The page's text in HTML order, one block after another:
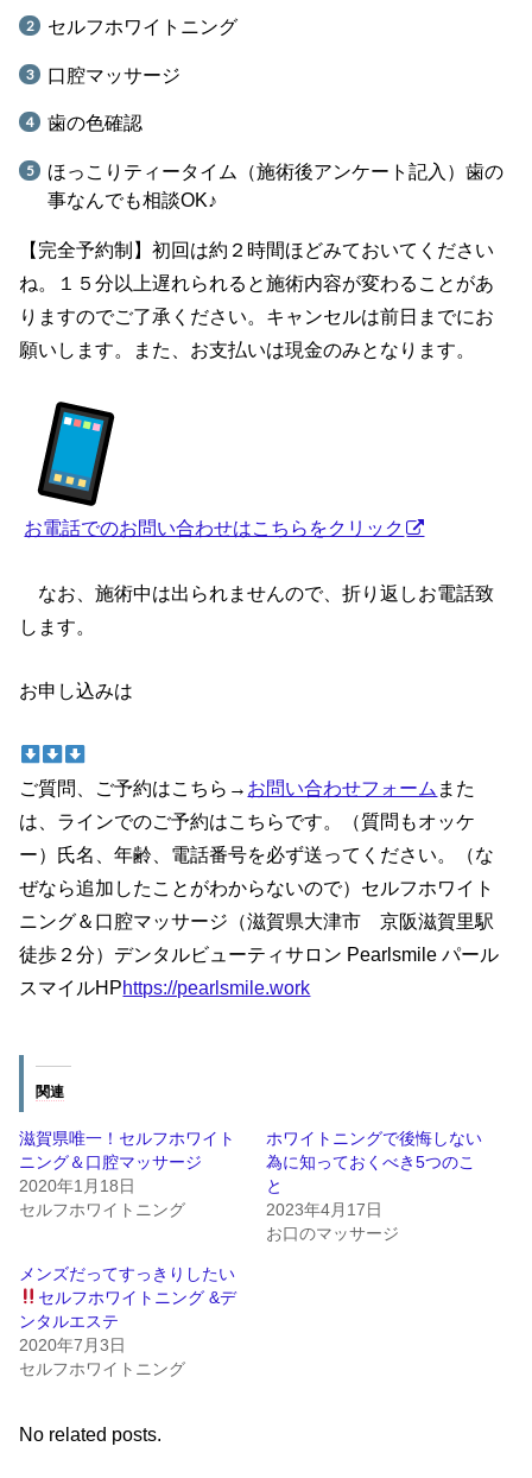
セルフホワイトニング
口腔マッサージ
歯の色確認
ほっこりティータイム（施術後アンケート記入）歯の
事なんでも相談OK♪
【完全予約制】初回は約２時間ほどみておいてください
ね。１５分以上遅れられると施術内容が変わることがあ
りますのでご了承ください。キャンセルは前日までにお
願いします。また、お支払いは現金のみとなります。
お電話でのお問い合わせはこちらをクリック
なお、施術中は出られませんので、折り返しお電話致
します。
お申し込みは
ご質問、ご予約はこちら→ お問い合わせフォーム また
は、ラインでのご予約はこちらです。（質問もオッケ
ー）氏名、年齢、電話番号を必ず送ってください。（な
ぜなら追加したことがわからないので）セルフホワイト
ニング＆口腔マッサージ（滋賀県大津市 京阪滋賀里駅
徒歩２分）デンタルビューティサロン Pearlsmile パール
スマイルHPhttps://pearlsmile.work
関連
滋賀県唯一！セルフホワイト
ニング＆口腔マッサージ
2020年1月18日
セルフホワイトニング
ホワイトニングで後悔しない
為に知っておくべき5つのこ
と
2023年4月17日
お口のマッサージ
メンズだってすっきりしたい
セルフホワイトニング &デ
ンタルエステ
2020年7月3日
セルフホワイトニング
No related posts.